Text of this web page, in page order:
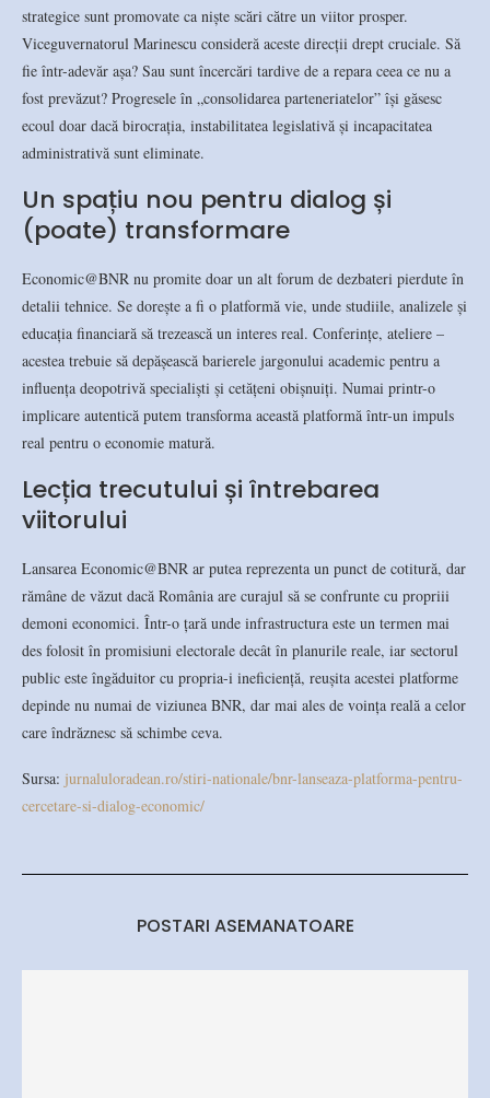
strategice sunt promovate ca niște scări către un viitor prosper.
Viceguvernatorul Marinescu consideră aceste direcții drept cruciale. Să
fie într-adevăr așa? Sau sunt încercări tardive de a repara ceea ce nu a
fost prevăzut? Progresele în „consolidarea parteneriatelor” își găsesc
ecoul doar dacă birocrația, instabilitatea legislativă și incapacitatea
administrativă sunt eliminate.
Un spațiu nou pentru dialog și
(poate) transformare
Economic@BNR nu promite doar un alt forum de dezbateri pierdute în
detalii tehnice. Se dorește a fi o platformă vie, unde studiile, analizele și
educația financiară să trezească un interes real. Conferințe, ateliere –
acestea trebuie să depășească barierele jargonului academic pentru a
influența deopotrivă specialiști și cetățeni obișnuiți. Numai printr-o
implicare autentică putem transforma această platformă într-un impuls
real pentru o economie matură.
Lecția trecutului și întrebarea
viitorului
Lansarea Economic@BNR ar putea reprezenta un punct de cotitură, dar
rămâne de văzut dacă România are curajul să se confrunte cu propriii
demoni economici. Într-o țară unde infrastructura este un termen mai
des folosit în promisiuni electorale decât în planurile reale, iar sectorul
public este îngăduitor cu propria-i ineficiență, reușita acestei platforme
depinde nu numai de viziunea BNR, dar mai ales de voința reală a celor
care îndrăznesc să schimbe ceva.
Sursa: jurnaluloradean.ro/stiri-nationale/bnr-lanseaza-platforma-pentru-
cercetare-si-dialog-economic/
POSTARI ASEMANATOARE